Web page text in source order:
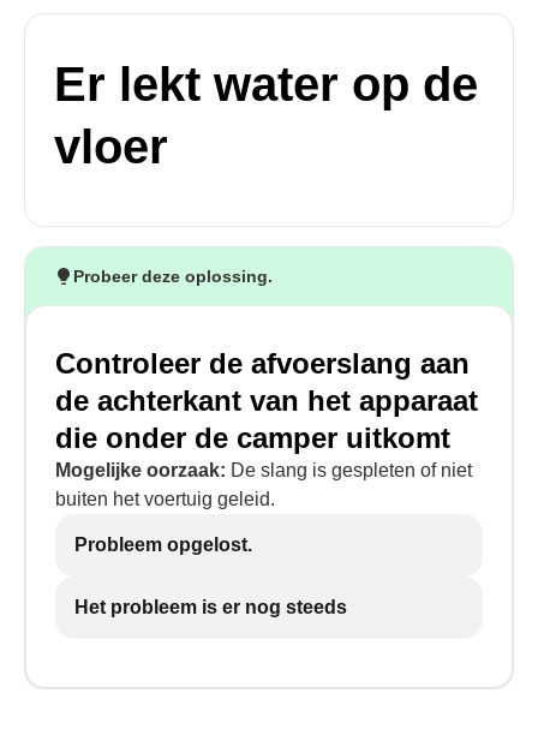
Er lekt water op de
vloer
Probeer deze oplossing.
Controleer de afvoerslang aan
de achterkant van het apparaat
die onder de camper uitkomt
Mogelijke oorzaak: De slang is gespleten of niet
buiten het voertuig geleid.
Probleem opgelost.
Het probleem is er nog steeds